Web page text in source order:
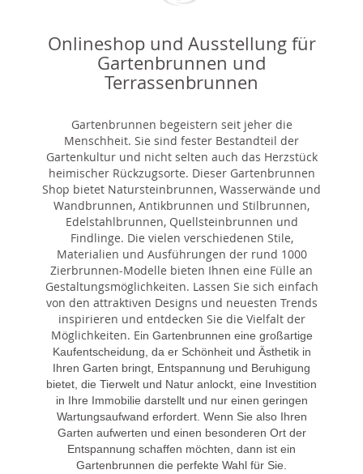
Onlineshop und Ausstellung für
Gartenbrunnen und
Terrassenbrunnen
Gartenbrunnen begeistern seit jeher die
Menschheit. Sie sind fester Bestandteil der
Gartenkultur und nicht selten auch das Herzstück
heimischer Rückzugsorte. Dieser Gartenbrunnen
Shop bietet Natursteinbrunnen, Wasserwände und
Wandbrunnen, Antikbrunnen und Stilbrunnen,
Edelstahlbrunnen, Quellsteinbrunnen und
Findlinge. Die vielen verschiedenen Stile,
Materialien und Ausführungen der rund 1000
Zierbrunnen-Modelle bieten Ihnen eine Fülle an
Gestaltungsmöglichkeiten. Lassen Sie sich einfach
von den attraktiven Designs und neuesten Trends
inspirieren und entdecken Sie die Vielfalt der
Möglichkeiten. Ein Gartenbrunnen eine großartige
Kaufentscheidung, da er Schönheit und Ästhetik in
Ihren Garten bringt, Entspannung und Beruhigung
bietet, die Tierwelt und Natur anlockt, eine Investition
in Ihre Immobilie darstellt und nur einen geringen
Wartungsaufwand erfordert. Wenn Sie also Ihren
Garten aufwerten und einen besonderen Ort der
Entspannung schaffen möchten, dann ist ein
Gartenbrunnen die perfekte Wahl für Sie.